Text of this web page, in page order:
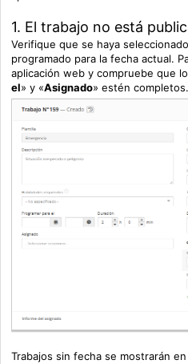
1. El trabajo no está
Verifique que se haya
programado para la fecha actual.
aplicación web y compruebe que
el» y «Asignado» estén completos.
Trabajos sin fecha se mostrarán